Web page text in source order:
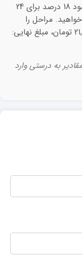
فرض کنید 50,000,000 تومان سپرده با نرخ سود 18 درصد برای 24
مراحل را
انجام دهید و نتیجه را ببینید (سود: 21,661,100 تومان، مبلغ نهایی:
به درستی وارد